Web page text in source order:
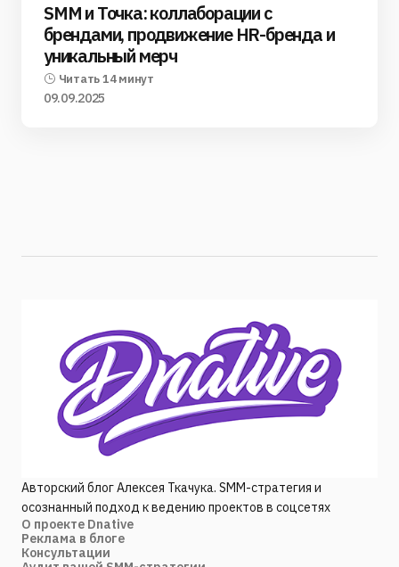
SMM и Точка: коллаборации с
брендами, продвижение HR-бренда и
уникальный мерч
Читать 14 минут
09.09.2025
Авторский блог Алексея Ткачука. SMM-стратегия и
осознанный подход к ведению проектов в соцсетях
О проекте Dnative
Реклама в блоге
Консультации